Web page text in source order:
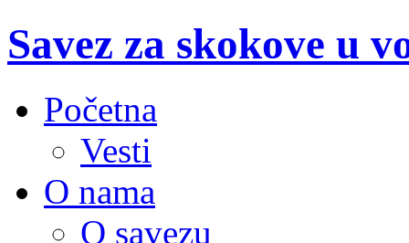
Savez za skokove u
Početna
Vesti
O nama
O savezu